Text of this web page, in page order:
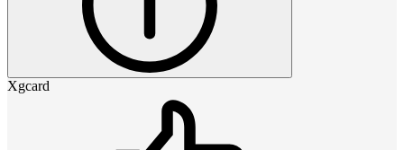
Xgcard